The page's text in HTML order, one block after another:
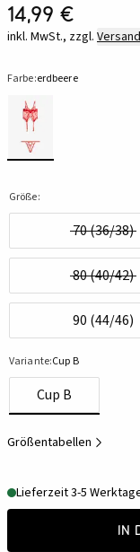
14,99 €
inkl. MwSt., zzgl.
Farbe:erdbeere
Größe:
70 (36/38)
80 (40/42)
90 (44/46)
Variante:Cup B
Cup B
Größentabellen
Lieferzeit 3-5
In